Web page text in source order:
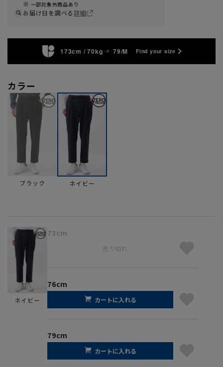
一部対象外商品あり
お届け日を調べる詳細
173cm / 70kg 79/M Find your size
カラー
ブラック ネイビー
ネイビー
73cm
売り切れ
76cm
カートに入れる
79cm
カートに入れる